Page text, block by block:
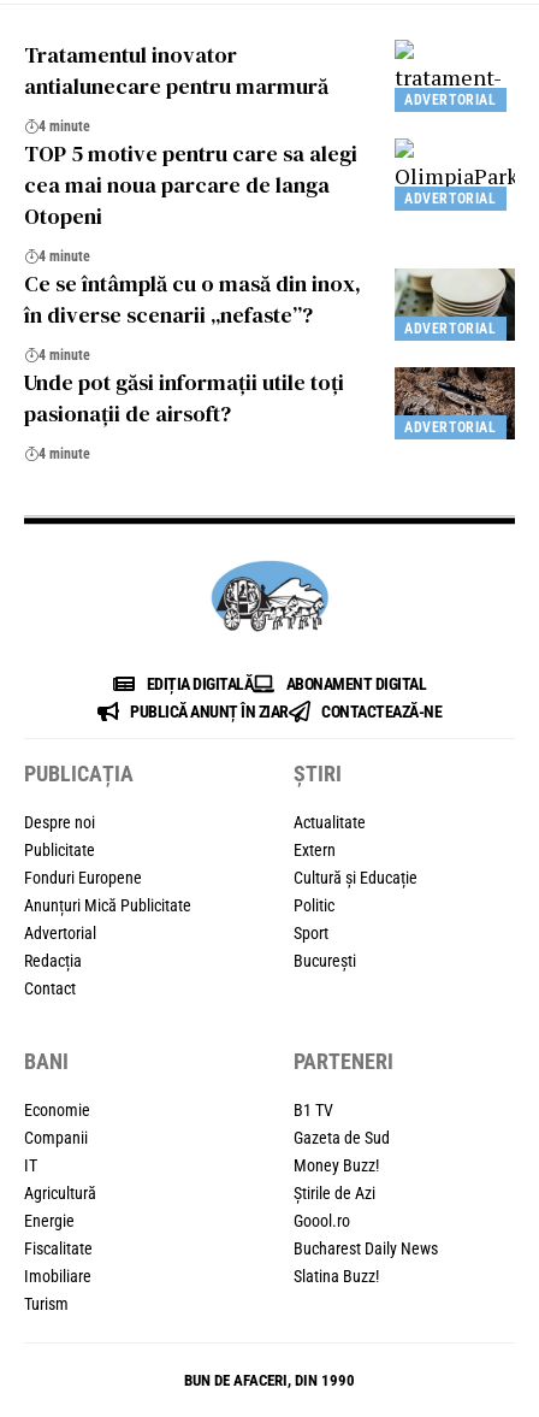
ADVERTORIAL
Tratamentul inovator
antialunecare pentru marmură
4 minute
ADVERTORIAL
TOP 5 motive pentru care sa alegi
cea mai noua parcare de langa
Otopeni
4 minute
ADVERTORIAL
Ce se întâmplă cu o masă din inox,
în diverse scenarii „nefaste”?
4 minute
ADVERTORIAL
Unde pot găsi informații utile toți
pasionații de airsoft?
4 minute
EDIȚIA DIGITALĂ
ABONAMENT DIGITAL
PUBLICĂ ANUNȚ ÎN ZIAR
CONTACTEAZĂ-NE
PUBLICAȚIA
Despre noi
Publicitate
Fonduri Europene
Anunțuri Mică Publicitate
Advertorial
Redacția
Contact
ȘTIRI
Actualitate
Extern
Cultură și Educație
Politic
Sport
București
BANI
Economie
Companii
IT
Agricultură
Energie
Fiscalitate
Imobiliare
Turism
PARTENERI
B1 TV
Gazeta de Sud
Money Buzz!
Știrile de Azi
Goool.ro
Bucharest Daily News
Slatina Buzz!
BUN DE AFACERI, DIN 1990